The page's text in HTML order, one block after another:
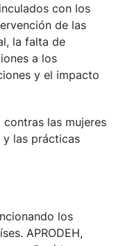
con los
de las
la falta de
a los
y el impacto
las mujeres
y las prácticas
los
APRODEH,